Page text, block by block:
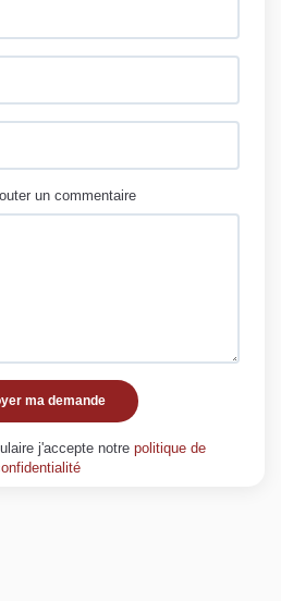
un commentaire
ma demande
j'accepte notre politique de